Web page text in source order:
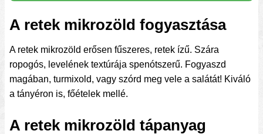
A retek mikrozöld fogyasztása
A retek mikrozöld erősen fűszeres, retek ízű. Szára
ropogós, levelének textúrája spenótszerű. Fogyaszd
magában, turmixold, vagy szórd meg vele a salátát! Kiváló
a tányéron is, főételek mellé.
A retek mikrozöld tápanyag